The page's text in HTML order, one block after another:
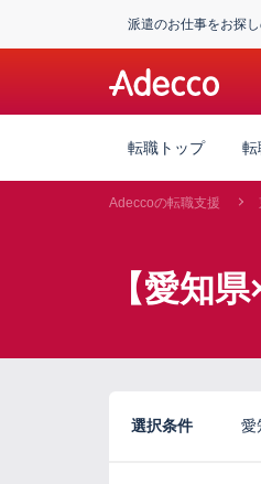
派遣のお仕事をお探
転職トップ 転
Adeccoの転職支援
【愛知
選択条件 愛